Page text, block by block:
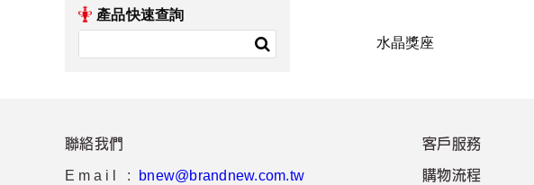
產品快速查詢
水晶獎座
聯絡我們
Email : bnew@brandnew.com.tw
客戶服務
購物流程